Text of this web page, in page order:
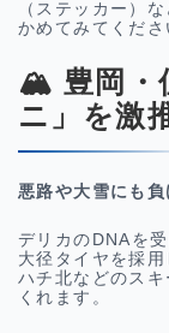
（ステッカー）
かめてみてくださ
🏔️ 豊岡・
ニ」を激
悪路や大雪にも
デリカのDNAを
大径タイヤを採
ハチ北などのス
くれます。